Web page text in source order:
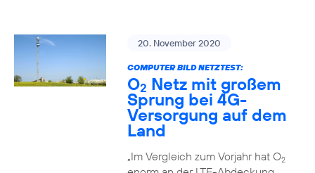
20. November 2020
COMPUTER BILD NETZTEST:
O2 Netz mit großem
Sprung bei 4G-
Versorgung auf dem
Land
„Im Vergleich zum Vorjahr hat O2